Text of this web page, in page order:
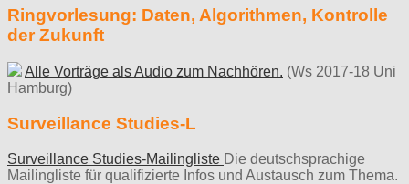
Ringvorlesung: Daten, Algorithmen, Kontrolle
der Zukunft
Alle Vorträge als Audio zum Nachhören. (Ws 2017-18 Uni
Hamburg)
Surveillance Studies-L
Surveillance Studies-Mailingliste Die deutschsprachige
Mailingliste für qualifizierte Infos und Austausch zum Thema.